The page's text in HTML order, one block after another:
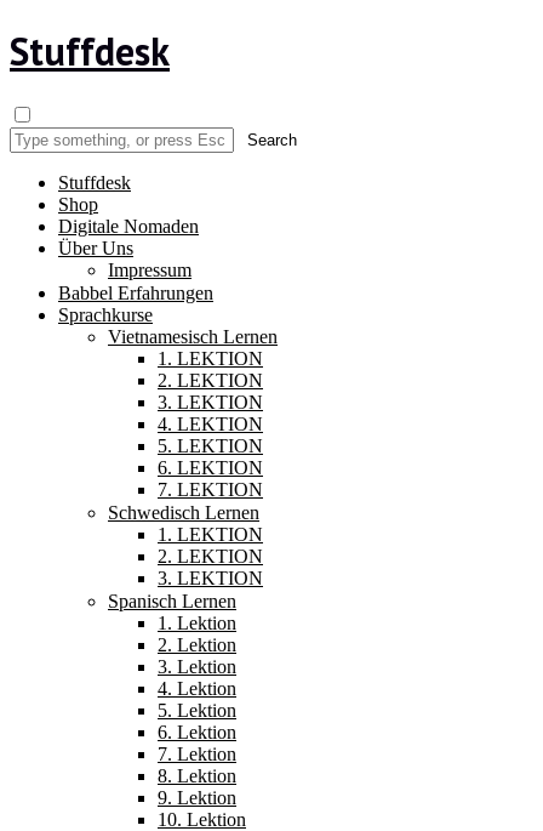
Stuffdesk
Stuffdesk
Shop
Digitale Nomaden
Über Uns
Impressum
Babbel Erfahrungen
Sprachkurse
Vietnamesisch Lernen
1. LEKTION
2. LEKTION
3. LEKTION
4. LEKTION
5. LEKTION
6. LEKTION
7. LEKTION
Schwedisch Lernen
1. LEKTION
2. LEKTION
3. LEKTION
Spanisch Lernen
1. Lektion
2. Lektion
3. Lektion
4. Lektion
5. Lektion
6. Lektion
7. Lektion
8. Lektion
9. Lektion
10. Lektion